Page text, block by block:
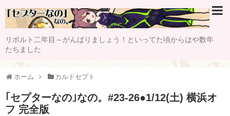
リボルト二年目～がんばりましょう！といってた頃からはや数年
たちました
ホーム カルドセプト
｢セプターなの｣なの。#23-26●1/12(土) 横浜オ
フ 完全版